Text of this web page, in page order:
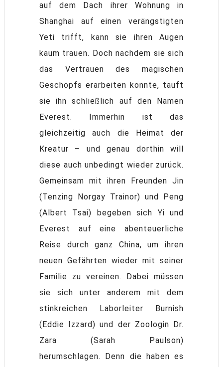
auf dem Dach ihrer Wohnung in
Shanghai auf einen verängstigten
Yeti trifft, kann sie ihren Augen
kaum trauen. Doch nachdem sie sich
das Vertrauen des magischen
Geschöpfs erarbeiten konnte, tauft
sie ihn schließlich auf den Namen
Everest. Immerhin ist das
gleichzeitig auch die Heimat der
Kreatur – und genau dorthin will
diese auch unbedingt wieder zurück.
Gemeinsam mit ihren Freunden Jin
(Tenzing Norgay Trainor) und Peng
(Albert Tsai) begeben sich Yi und
Everest auf eine abenteuerliche
Reise durch ganz China, um ihren
neuen Gefährten wieder mit seiner
Familie zu vereinen. Dabei müssen
sie sich unter anderem mit dem
stinkreichen Laborleiter Burnish
(Eddie Izzard) und der Zoologin Dr.
Zara (Sarah Paulson)
herumschlagen. Denn die haben es